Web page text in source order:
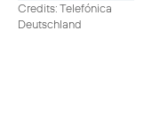
Credits: Telefónica
Deutschland